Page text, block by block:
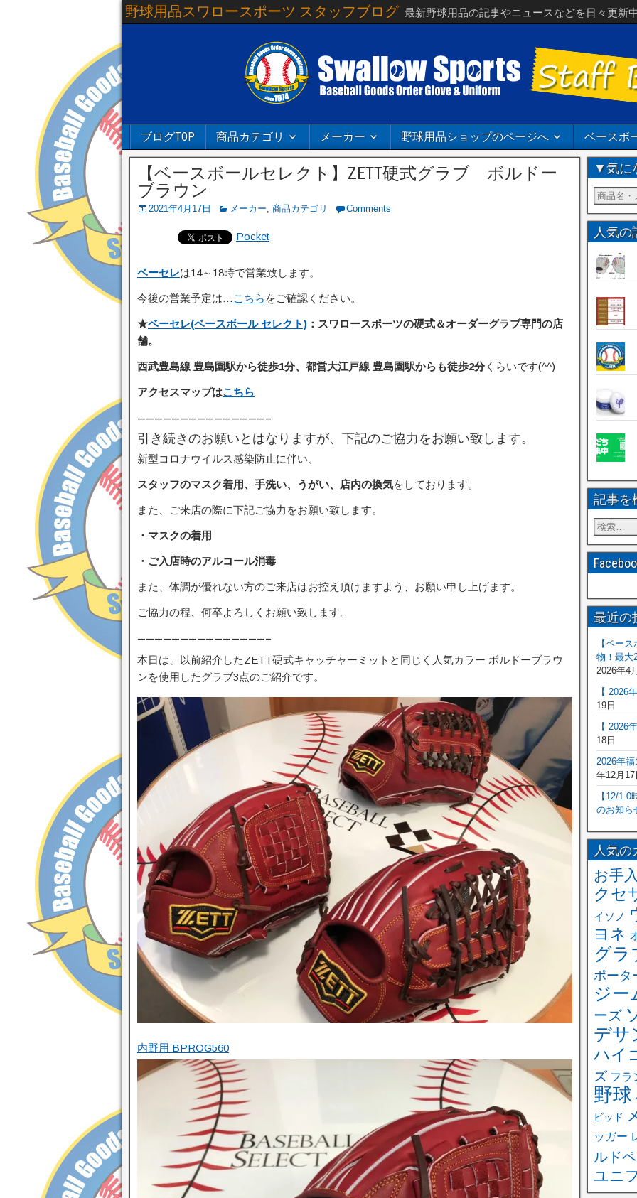
野球用品スワロースポーツ スタッフブログ 最新野球用品の記事やニュースなどを日々更新
ブログTOP 商品カテゴリ メーカー 野球用品ショップのページへ ベースボ
【ベースボールセレクト】ZETT硬式グラブ ボルドー
ブラウン
2021年4月17日 メーカー, 商品カテゴリ Comments
Pocket
ベーセレは14～18時で営業致します。
今後の営業予定は… こちら をご確認ください。
★ベーセレ(ベースボール セレクト) ：スワロースポーツの硬式＆オーダーグラブ専門の店
舗。
西武豊島線 豊島園駅から徒歩1分、都営大江戸線 豊島園駅からも徒歩2分くらいです(^^)
アクセスマップはこちら
———————————————–
引き続きのお願いとはなりますが、下記のご協力をお願い致します。
新型コロナウイルス感染防止に伴い、
スタッフのマスク着用、手洗い、うがい、店内の換気をしております。
また、ご来店の際に下記ご協力をお願い致します。
・マスクの着用
・ご入店時のアルコール消毒
また、体調が優れない方のご来店はお控え頂けますよう、お願い申し上げます。
ご協力の程、何卒よろしくお願い致します。
———————————————–
本日は、以前紹介したZETT硬式キャッチャーミットと同じく人気カラー ボルドーブラウ
ンを使用したグラブ3点のご紹介です。
内野用 BPROG560
▼気に
人気の
記事を
最近の
【ベー
物！最大
2026年4
【 2026
19日
【 2026
18日
2026年
年12月17
【12/1
のお知ら
人気の
お手
クセ
イソノ
ヨネ
グラ
ポータ
ジー
ーズ
デサ
ハイ
ズ フラ
野球
ビッド
ッガー
ルド
ユニ